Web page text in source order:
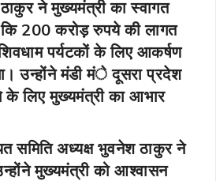
ठाकुर ने मुख्यमंत्री का स्वागत
कि 200 करोड़ रुपये की लागत
शिवधाम पर्यटकों के लिए आकर्षण
उन्होंने मंडी मंे दूसरा प्रदेश
के लिए मुख्यमंत्री का आभार
समिति अध्यक्ष भुवनेश ठाकुर ने
मुख्यमंत्री को आश्वासन